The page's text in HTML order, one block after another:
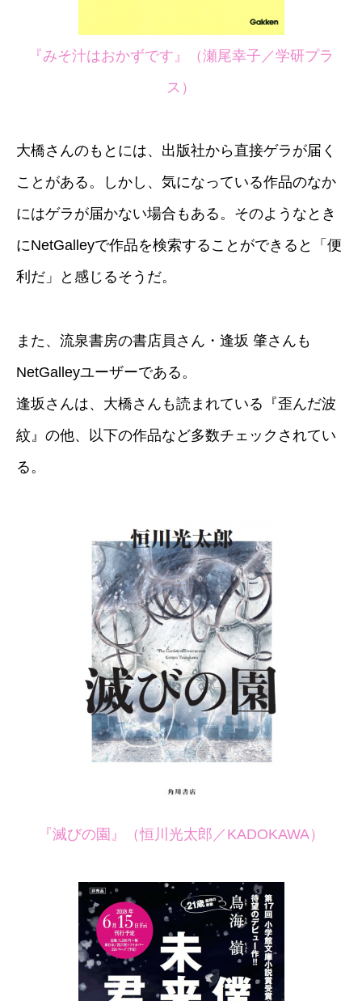
『みそ汁はおかずです』（瀬尾幸子／学研プラ
ス）
大橋さんのもとには、出版社から直接ゲラが届く
ことがある。しかし、気になっている作品のなか
にはゲラが届かない場合もある。そのようなとき
にNetGalleyで作品を検索することができると「便
利だ」と感じるそうだ。
また、流泉書房の書店員さん・逢坂 肇さんも
NetGalleyユーザーである。
逢坂さんは、大橋さんも読まれている『歪んだ波
紋』の他、以下の作品など多数チェックされてい
る。
『滅びの園』（恒川光太郎／ KADOKAWA）